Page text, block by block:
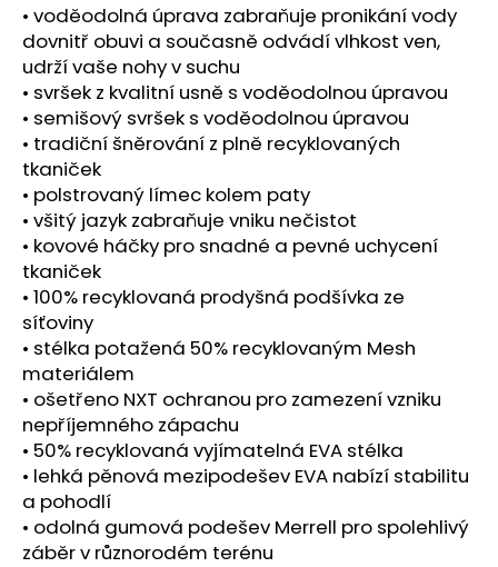
• voděodolná úprava zabraňuje pronikání vody
dovnitř obuvi a současně odvádí vlhkost ven,
udrží vaše nohy v suchu
• svršek z kvalitní usně s voděodolnou úpravou
• semišový svršek s voděodolnou úpravou
• tradiční šněrování z plně recyklovaných
tkaniček
• polstrovaný límec kolem paty
• všitý jazyk zabraňuje vniku nečistot
• kovové háčky pro snadné a pevné uchycení
tkaniček
• 100% recyklovaná prodyšná podšívka ze
síťoviny
• stélka potažená 50% recyklovaným Mesh
materiálem
• ošetřeno NXT ochranou pro zamezení vzniku
nepříjemného zápachu
• 50% recyklovaná vyjímatelná EVA stélka
• lehká pěnová mezipodešev EVA nabízí stabilitu
a pohodlí
• odolná gumová podešev Merrell pro spolehlivý
záběr v různorodém terénu
SAUCONY
TRIUMPH
24
QUARTZ/EGGPLANT
4
699
Kč